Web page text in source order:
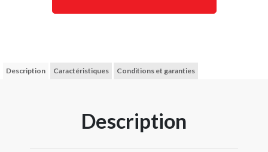
Description Caractéristiques Conditions et garanties
Description